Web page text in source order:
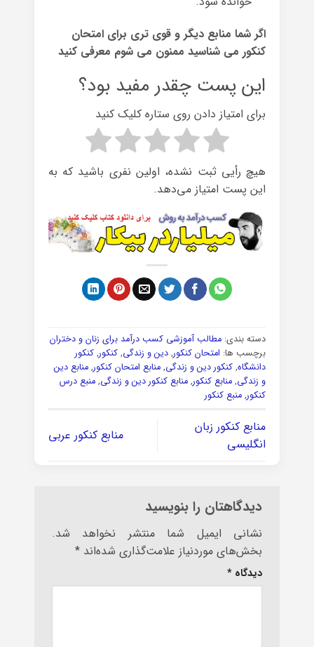
اگر شما منابع دیگر و قوی تری برای امتحان
کنکور می شناسید ممنون می شوم معرفی کنید
این پست چقدر مفید بود؟
برای امتیاز دادن روی ستاره کلیک کنید
هیچ رأیی ثبت نشده، اولین نفری باشید که به
این پست امتیاز می‌دهد.
دسته بندی: مطالب آموزشی کسب درآمد برای زنان و دختران
برچسب ها: امتحان کنکور, دین و زندگی, کنکور, کنکور
دانشگاه, کنکور دین و زندگی, منابع امتحان کنکور, منابع دین
و زندگی, منابع کنکور, منابع کنکور دین و زندگی, منبع درس
کنکور, منبع کنکور
منابع کنکور زبان
انگلیسی
منابع کنکور عربی
دیدگاهتان را بنویسید
نشانی ایمیل شما منتشر نخواهد شد.
بخش‌های موردنیاز علامت‌گذاری شده‌اند *
دیدگاه *